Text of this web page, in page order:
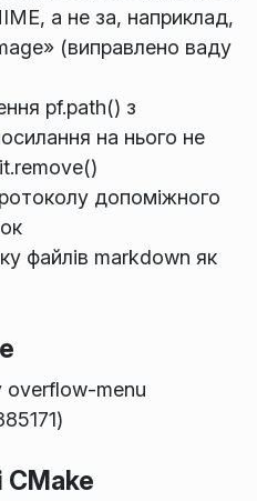
а не за, наприклад,
(виправлено ваду
pf.path() з
на нього не
допоміжного
файлів markdown як
overflow-menu
CMake